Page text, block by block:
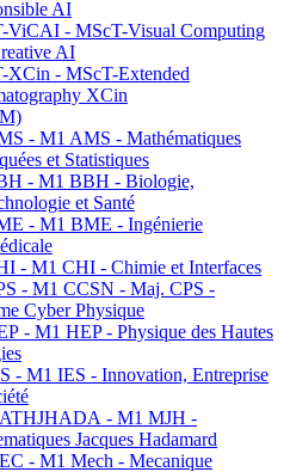
AI
ViCAI - MScT-Visual Computing
AI
XCin - MScT-Extended
XCin
- M1 AMS - Mathématiques
et Statistiques
- M1 BBH - Biologie,
et Santé
- M1 BME - Ingénierie
- M1 CHI - Chimie et Interfaces
- M1 CCSN - Maj. CPS -
Cyber Physique
- M1 HEP - Physique des Hautes
- M1 IES - Innovation, Entreprise
- M1 MJH -
Jacques Hadamard
- M1 Mech - Mecanique